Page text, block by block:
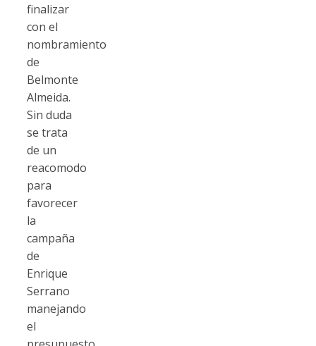
finalizar
con el
nombramiento
de
Belmonte
Almeida.
Sin duda
se trata
de un
reacomodo
para
favorecer
la
campaña
de
Enrique
Serrano
manejando
el